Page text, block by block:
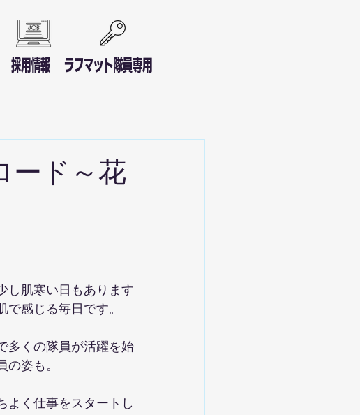
採用情報 ラフマット隊員専用
ード～花
し肌寒い日もあります
感じる毎日です。
多くの隊員が活躍を始
姿も。
よく仕事をスタートし